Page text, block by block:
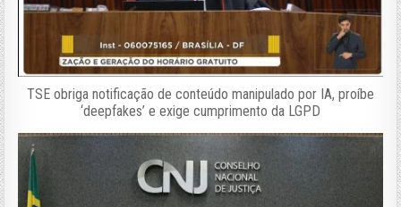
TSE obriga notificação de conteúdo manipulado por IA, proíbe
‘deepfakes’ e exige cumprimento da LGPD